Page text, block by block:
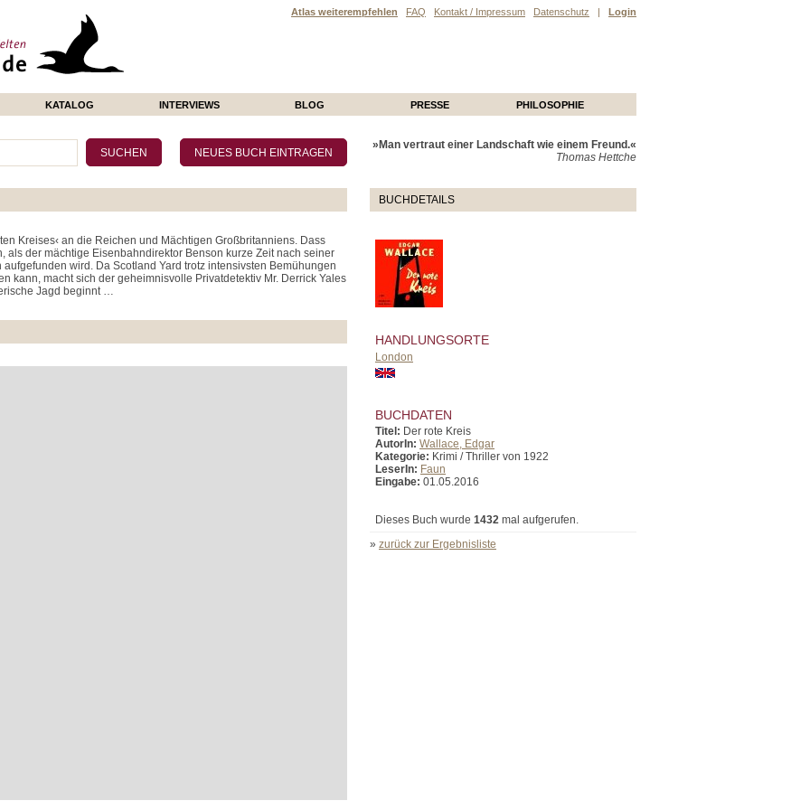
Atlas weiterempfehlen FAQ Kontakt / Impressum Datenschutz | Login
KATALOG INTERVIEWS BLOG PRESSE PHILOSOPHIE
Kreises‹ an die Reichen und Mächtigen Großbritanniens. Dass
als der mächtige Eisenbahndirektor Benson kurze Zeit nach seiner
wird. Da Scotland Yard trotz intensivsten Bemühungen
kann, macht sich der geheimnisvolle Privatdetektiv Mr. Derrick Yales
Jagd beginnt …
»Man vertraut einer Landschaft wie einem Freund.«
Thomas Hettche
BUCHDETAILS
HANDLUNGSORTE
London
BUCHDATEN
Titel: Der rote Kreis
AutorIn: Wallace, Edgar
Kategorie: Krimi / Thriller von 1922
LeserIn: Faun
Eingabe: 01.05.2016
Dieses Buch wurde 1432 mal aufgerufen.
» zurück zur Ergebnisliste